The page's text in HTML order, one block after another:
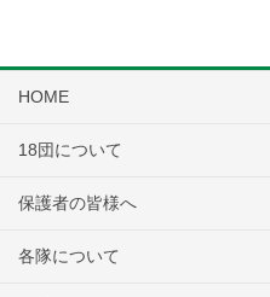
HOME
18団について
保護者の皆様へ
各隊について